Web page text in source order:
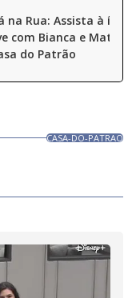
na Rua: Assista à
com Bianca e
do Patrão
CASA-DO-PATRAO